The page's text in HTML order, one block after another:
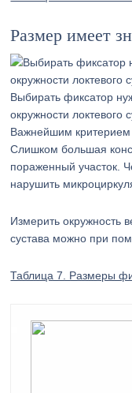
Размер имеет
Выбирать фиксатор
окружности локтевого
Важнейшим критерием
Слишком большая
пораженный участок.
нарушить
Измерить окружность
сустава можно при
Таблица 7. Размеры